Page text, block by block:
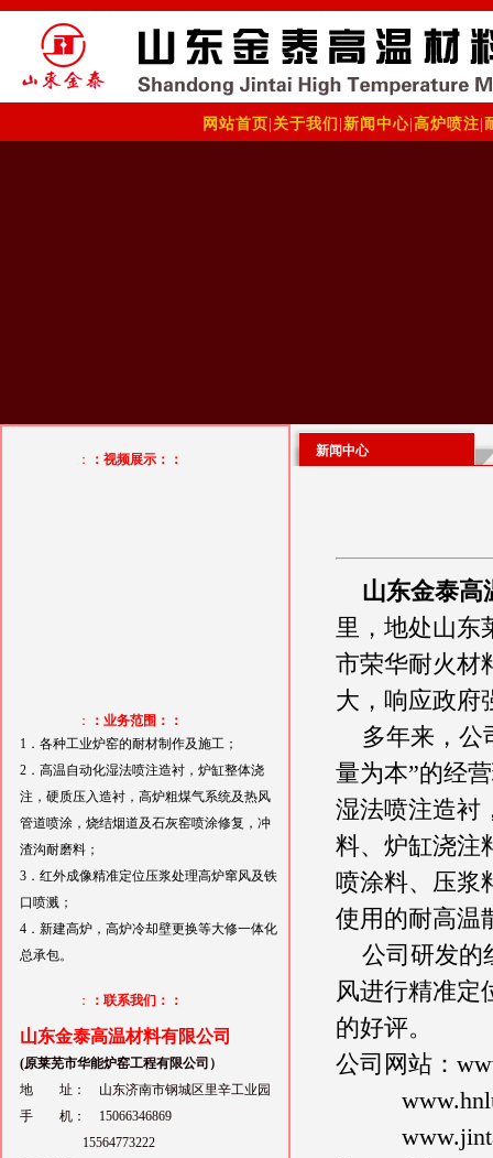
网站首页 关于我们 新闻中心 高炉喷注
： ：视频展示：：
：
：业务范围：：
1．各种工业炉窑的耐材制作及施工；
2．高温自动化湿法喷注造衬，炉缸整体浇
注，硬质压入造衬，高炉粗煤气系统及热风
管道喷涂，烧结烟道及石灰窑喷涂修复，冲
渣沟耐磨料；
3．红外成像精准定位压浆处理高炉窜风及铁
口喷溅；
4．新建高炉，高炉冷却壁更换等大修一体化
总承包。
： ：联系我们：：
山东金泰高温材料有限公司
(原莱芜市华能炉窑工程有限公司）
地 址： 山东济南市钢城区里辛工业园
手 机： 15066346869
15564773222
新闻中心
山东金泰高
里，地处山东
市荣华耐火材
大，响应政府
多年来，公
量为本”的经
湿法喷注造衬
料、炉缸浇注
喷涂料、压浆
使用的耐高温
公司研发的
风进行精准定
的好评。
公司网站：